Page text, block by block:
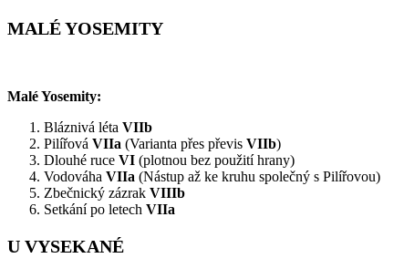
MALÉ YOSEMITY
Malé Yosemity:
Bláznivá léta VIIb
Pilířová VIIa (Varianta přes převis VIIb)
Dlouhé ruce VI (plotnou bez použití hrany)
Vodováha VIIa (Nástup až ke kruhu společný s Pilířovou)
Zbečnický zázrak VIIIb
Setkání po letech VIIa
U VYSEKANÉ